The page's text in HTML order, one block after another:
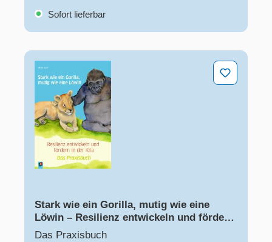
Sofort lieferbar
Stark wie ein Gorilla, mutig wie eine Löwin –
Stark wie ein Gorilla, mutig wie eine
Löwin – Resilienz entwickeln und fördern
in der Kita
Das Praxisbuch